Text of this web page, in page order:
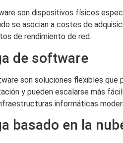
son dispositivos físicos
se asocian a costes de
de rendimiento de red.
de software
son soluciones flexibles que
y pueden escalarse más
informáticas
basado en la